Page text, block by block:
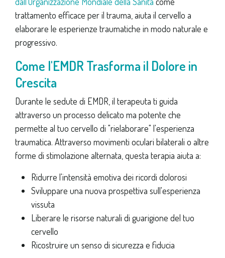
trattamento efficace per il trauma, aiuta il cervello a
elaborare le esperienze traumatiche in modo naturale e
progressivo.
Come l'EMDR Trasforma il Dolore in
Crescita
Durante le sedute di EMDR, il terapeuta ti guida
attraverso un processo delicato ma potente che
permette al tuo cervello di "rielaborare" l'esperienza
traumatica. Attraverso movimenti oculari bilaterali o altre
forme di stimolazione alternata, questa terapia aiuta a:
Ridurre l'intensità emotiva dei ricordi dolorosi
Sviluppare una nuova prospettiva sull'esperienza
vissuta
Liberare le risorse naturali di guarigione del tuo
cervello
Ricostruire un senso di sicurezza e fiducia